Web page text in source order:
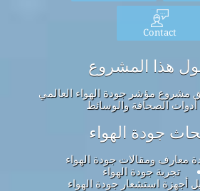
Contact
هذا المشروع
مشروع مؤشر جودة الهواء العالمي
أدوات الصحافة والوسائط
جودة الهواء
معارف ومقالات جودة الهواء
تجربة جودة الهواء
أجهزة استشعار جودة الهواء